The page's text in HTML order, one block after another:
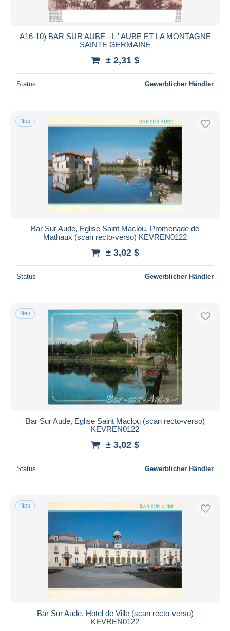
A16-10) BAR SUR AUBE - L ' AUBE ET LA MONTAGNE
SAINTE GERMAINE
± 2,31 $
Status Gewerblicher Händler
Neu
Bar Sur Aude, Eglise Saint Maclou, Promenade de
Mathaux (scan recto-verso) KEVREN0122
± 3,02 $
Status Gewerblicher Händler
Neu
Bar Sur Aude, Eglise Saint Maclou (scan recto-verso)
KEVREN0122
± 3,02 $
Status Gewerblicher Händler
Neu
Bar Sur Aude, Hotel de Ville (scan recto-verso)
KEVREN0122